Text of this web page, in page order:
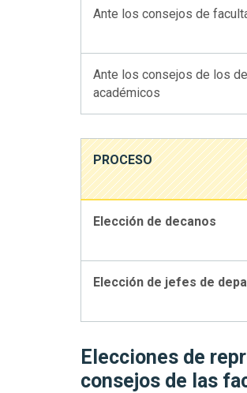
Ante los consejos de
Ante los consejos de los
académicos
PROCESO
Elección de decanos
Elección de jefes de
Elecciones de
consejos de las